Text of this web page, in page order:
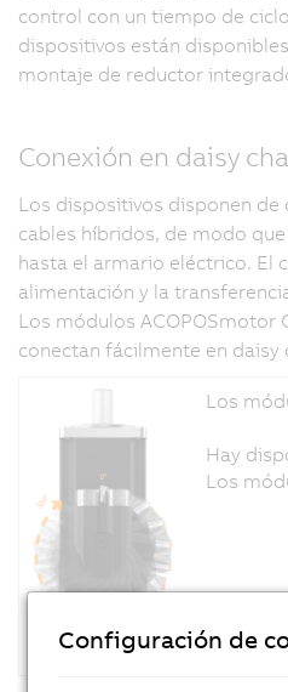
control con un tiempo de
dispositivos están
montaje de reductor
Conexión en daisy
Los dispositivos disponen de
cables híbridos, de modo
hasta el armario eléctrico. El
alimentación y la
Los módulos ACOPOSmotor
conectan fácilmente en daisy
Los
Hay
Los
Configuración de